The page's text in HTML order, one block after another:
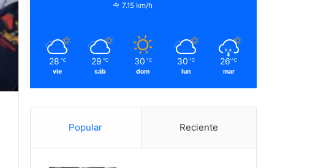
7.15 km/h
28 ℃
vie
29 ℃
sáb
30 ℃
dom
30 ℃
lun
26 ℃
mar
Popular Reciente